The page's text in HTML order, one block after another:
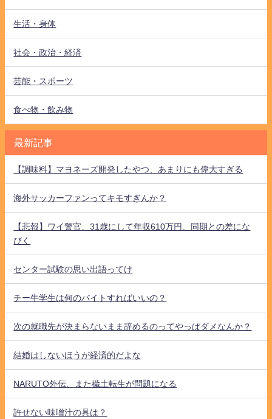
生活・身体
社会・政治・経済
芸能・スポーツ
食べ物・飲み物
最新記事
【調味料】マヨネーズ開発したやつ、あまりにも偉大すぎる
海外サッカーファンってキモすぎんか？
【悲報】ワイ警官、31歳にして年収610万円、同期との差にな
びく
センター試験の思い出語ってけ
チー牛学生は何のバイトすればいいの？
次の就職先が決まらないまま辞めるのってやっぱダメなんか？
結婚はしないほうが経済的だよな
NARUTO外伝、また穢土転生が問題になる
許せない味噌汁の具は？